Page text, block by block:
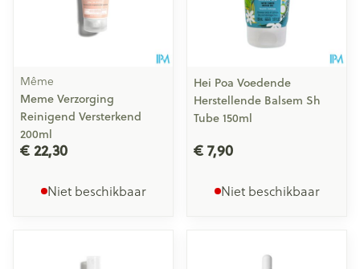
Même
Meme Verzorging
Reinigend Versterkend
200ml
€ 22,30
Niet beschikbaar
Hei Poa Voedende
Herstellende Balsem Sh
Tube 150ml
€ 7,90
Niet beschikbaar